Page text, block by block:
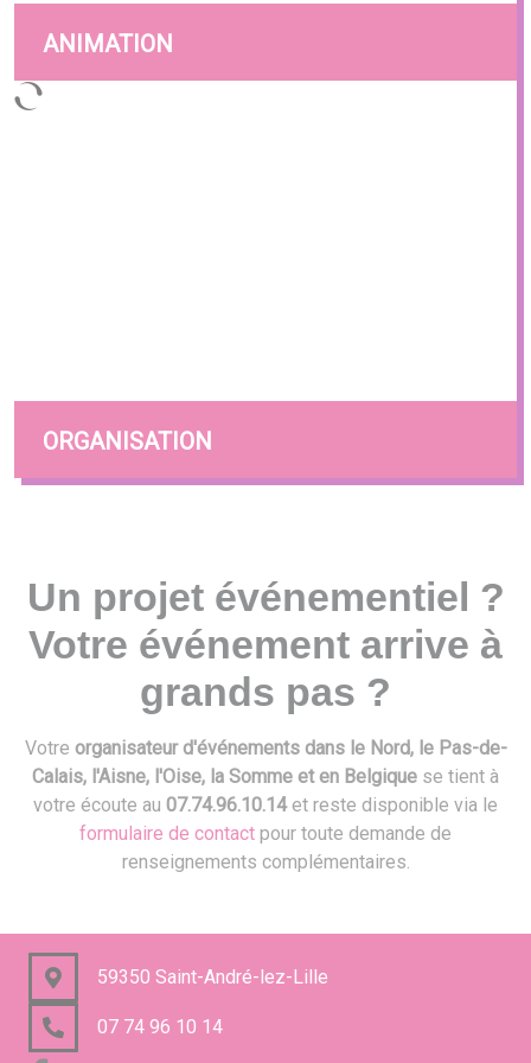
ANIMATION
ORGANISATION
Un projet événementiel ?
Votre événement arrive à
grands pas ?
Votre organisateur d'événements dans le Nord, le Pas-de-
Calais, l'Aisne, l'Oise, la Somme et en Belgique se tient à
votre écoute au 07.74.96.10.14et reste disponible via le
formulaire de contact pour toute demande de
renseignements complémentaires.
59350 Saint-André-lez-Lille
07 74 96 10 14